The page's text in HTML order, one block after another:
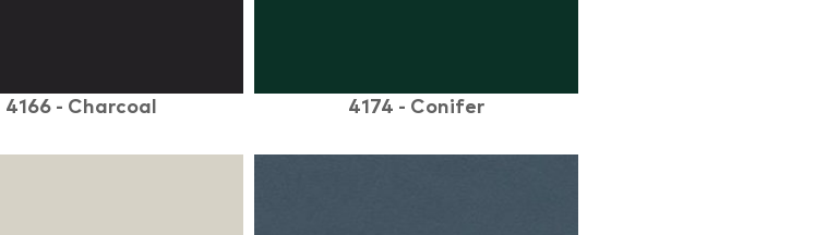
4166 - Charcoal 4174 - Conifer